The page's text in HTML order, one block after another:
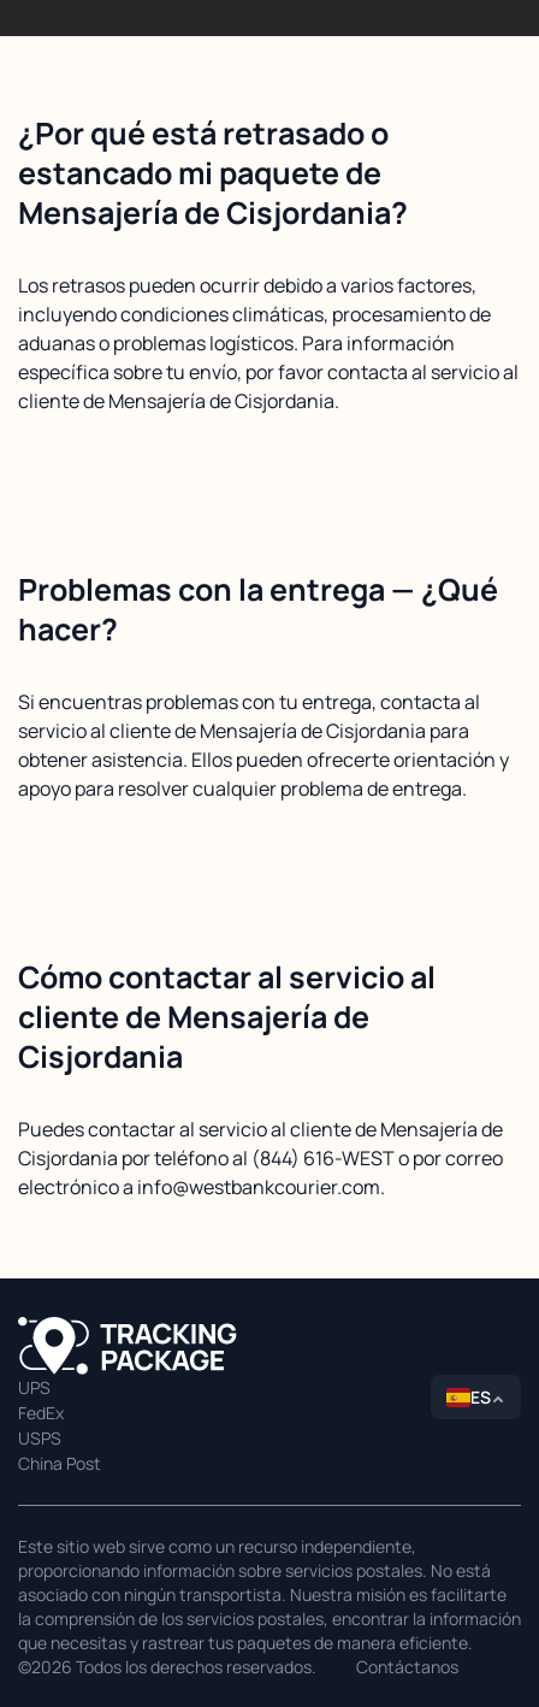
¿Por qué está retrasado o
estancado mi paquete de
Mensajería de Cisjordania?
Los retrasos pueden ocurrir debido a varios factores,
incluyendo condiciones climáticas, procesamiento de
aduanas o problemas logísticos. Para información
específica sobre tu envío, por favor contacta al servicio al
cliente de Mensajería de Cisjordania.
Problemas con la entrega — ¿Qué
hacer?
Si encuentras problemas con tu entrega, contacta al
servicio al cliente de Mensajería de Cisjordania para
obtener asistencia. Ellos pueden ofrecerte orientación y
apoyo para resolver cualquier problema de entrega.
Cómo contactar al servicio al
cliente de Mensajería de
Cisjordania
Puedes contactar al servicio al cliente de Mensajería de
Cisjordania por teléfono al (844) 616-WEST o por correo
electrónico a info@westbankcourier.com.
UPS
FedEx
USPS
China Post
ES
Este sitio web sirve como un recurso independiente,
proporcionando información sobre servicios postales. No está
asociado con ningún transportista. Nuestra misión es facilitarte
la comprensión de los servicios postales, encontrar la información
que necesitas y rastrear tus paquetes de manera eficiente.
©2026 Todos los derechos reservados.
Contáctanos